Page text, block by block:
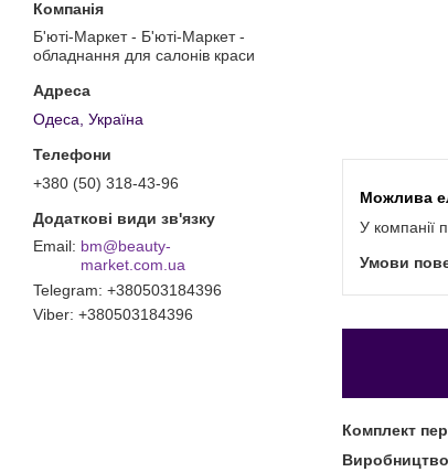
Б'юті-Маркет - Б'юті-Маркет -
обладнання для салонів краси
Одеса, Україна
+380 (50) 318-43-96
bm@beauty-
market.com.ua
Telegram +380503184396
Viber +380503184396
У компанії
Комплект